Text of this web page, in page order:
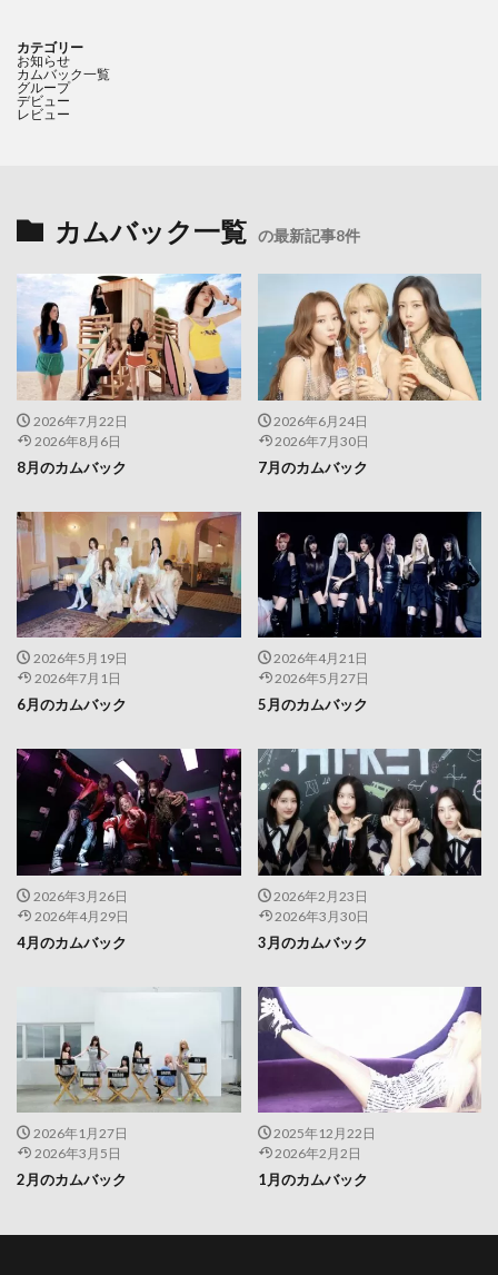
カテゴリー
お知らせ
カムバック一覧
グループ
デビュー
レビュー
カムバック一覧 の最新記事8件
2026年7月22日
2026年8月6日
8月のカムバック
2026年6月24日
2026年7月30日
7月のカムバック
2026年5月19日
2026年7月1日
6月のカムバック
2026年4月21日
2026年5月27日
5月のカムバック
2026年3月26日
2026年4月29日
4月のカムバック
2026年2月23日
2026年3月30日
3月のカムバック
2026年1月27日
2026年3月5日
2月のカムバック
2025年12月22日
2026年2月2日
1月のカムバック